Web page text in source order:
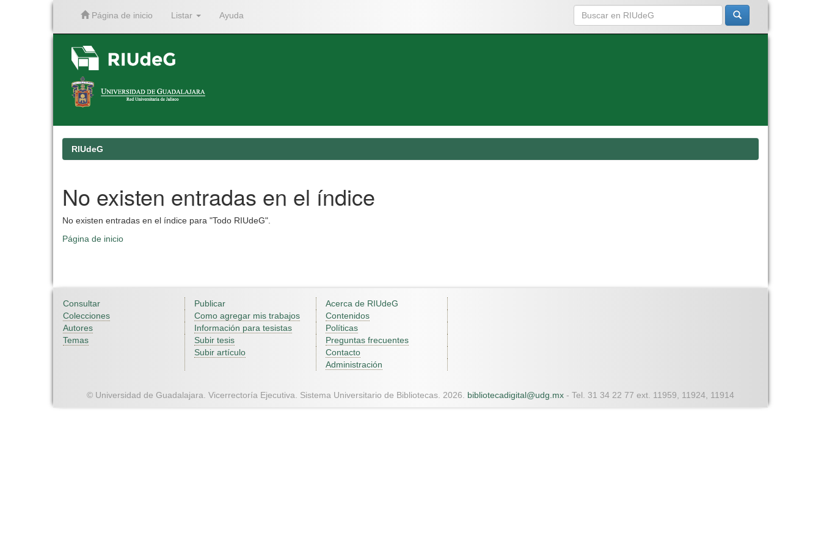
Página de inicio Listar Ayuda
RIUdeG
No existen entradas en el índice
No existen entradas en el índice para "Todo RIUdeG".
Página de inicio
Consultar
Colecciones
Autores
Temas
Publicar
Como agregar mis trabajos
Información para tesistas
Subir tesis
Subir artículo
Acerca de RIUdeG
Contenidos
Políticas
Preguntas frecuentes
Contacto
Administración
© Universidad de Guadalajara. Vicerrectoría Ejecutiva. Sistema Universitario de Bibliotecas. 2026. bibliotecadigital@udg.mx - Tel. 31 34 22 77 ext. 11959, 11924, 11914